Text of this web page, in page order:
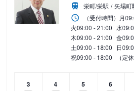
栄町/栄駅
矢場町
（受付時間） 月
火09:00 - 21:00 水
木09:00 - 21:00 金
土09:00 - 18:00 日
祝09:00 - 18:00 （定
3
4
5
6